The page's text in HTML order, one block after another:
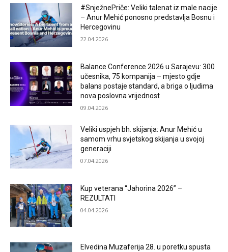
#SnježnePriče: Veliki talenat iz male nacije
– Anur Mehić ponosno predstavlja Bosnu i
Hercegovinu
22.04.2026
Balance Conference 2026 u Sarajevu: 300
učesnika, 75 kompanija – mjesto gdje
balans postaje standard, a briga o ljudima
nova poslovna vrijednost
09.04.2026
Veliki uspjeh bh. skijanja: Anur Mehić u
samom vrhu svjetskog skijanja u svojoj
generaciji
07.04.2026
Kup veterana “Jahorina 2026” –
REZULTATI
04.04.2026
Elvedina Muzaferija 28. u poretku spusta